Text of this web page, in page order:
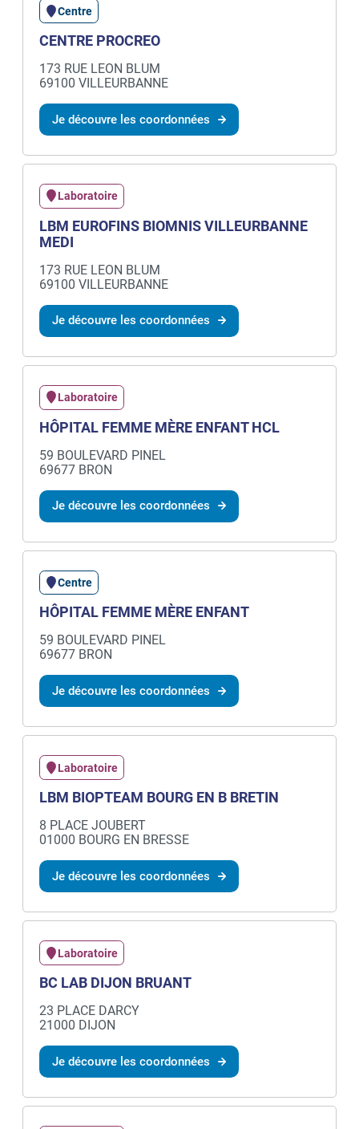
Centre
CENTRE PROCREO
173 RUE LEON BLUM
69100 VILLEURBANNE
Je découvre les coordonnées
Laboratoire
LBM EUROFINS BIOMNIS VILLEURBANNE
MEDI
173 RUE LEON BLUM
69100 VILLEURBANNE
Je découvre les coordonnées
Laboratoire
HÔPITAL FEMME MÈRE ENFANT HCL
59 BOULEVARD PINEL
69677 BRON
Je découvre les coordonnées
Centre
HÔPITAL FEMME MÈRE ENFANT
59 BOULEVARD PINEL
69677 BRON
Je découvre les coordonnées
Laboratoire
LBM BIOPTEAM BOURG EN B BRETIN
8 PLACE JOUBERT
01000 BOURG EN BRESSE
Je découvre les coordonnées
Laboratoire
BC LAB DIJON BRUANT
23 PLACE DARCY
21000 DIJON
Je découvre les coordonnées